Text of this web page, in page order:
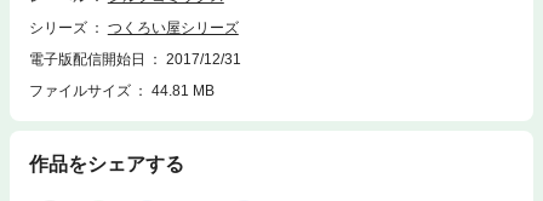
シリーズ
つくろい屋シリーズ
電子版配信開始日
2017/12/31
ファイルサイズ
44.81 MB
作品をシェアする